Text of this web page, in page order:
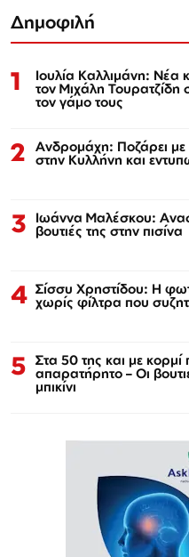
Δημοφιλή
1 Ιουλία Καλλιμάνη: Νέα
τον Μιχάλη Τουρατζίδη
τον γάμο τους
2 Ανδρομάχη: Ποζάρει με
στην Κυλλήνη και
3 Ιωάννα Μαλέσκου:
βουτιές της στην πισίνα
4 Σίσσυ Χρηστίδου: Η
χωρίς φίλτρα που
5 Στα 50 της και με
απαρατήρητο – Οι
μπικίνι